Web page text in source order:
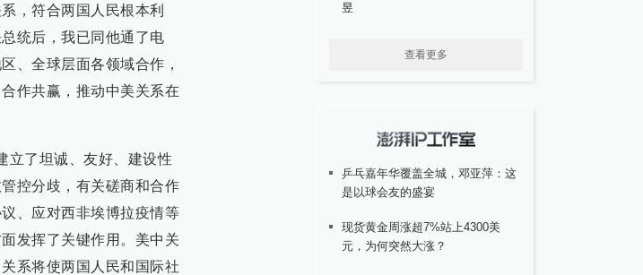
，符合两国人民根本利
统后，我已同他通了电
、全球层面各领域合作，
作共赢，推动中美关系在
立了坦诚、友好、建设性
控分歧，有关磋商和合作
、应对西非埃博拉疫情等
发挥了关键作用。美中关
系将使两国人民和国际社
昱
查看更多
乒乓嘉年华覆盖全城，邓亚萍：这
是以球会友的盛宴
现货黄金周涨超7%站上4300美
元，为何突然大涨？